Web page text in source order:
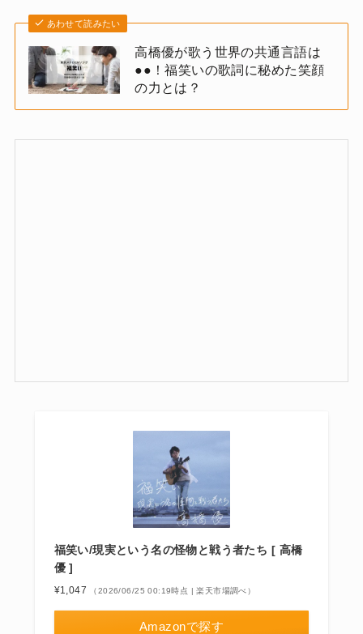
あわせて読みたい
高橋優が歌う世界の共通言語は
●●！福笑いの歌詞に秘めた笑顔
の力とは？
福笑い/現実という名の怪物と戦う者たち [ 高橋
優 ]
¥1,047 （2026/06/25 00:19時点 | 楽天市場調べ）
Amazonで探す